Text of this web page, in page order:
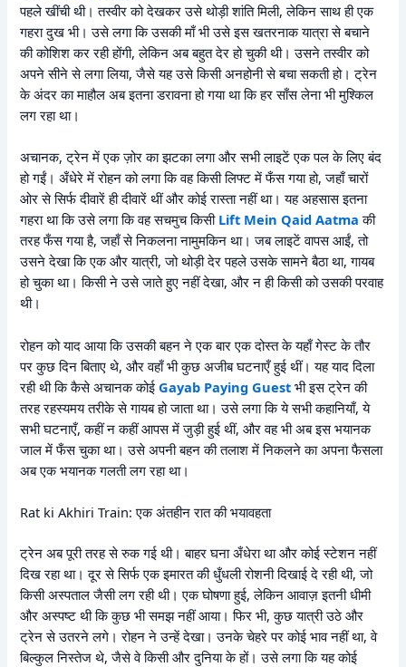
पहले खींची थी। तस्वीर को देखकर उसे थोड़ी शांति मिली, लेकिन साथ ही एक
गहरा दुख भी। उसे लगा कि उसकी माँ भी उसे इस खतरनाक यात्रा से बचाने
की कोशिश कर रही होंगी, लेकिन अब बहुत देर हो चुकी थी। उसने तस्वीर को
अपने सीने से लगा लिया, जैसे यह उसे किसी अनहोनी से बचा सकती हो। ट्रेन
के अंदर का माहौल अब इतना डरावना हो गया था कि हर साँस लेना भी मुश्किल
लग रहा था।
अचानक, ट्रेन में एक ज़ोर का झटका लगा और सभी लाइटें एक पल के लिए बंद
हो गईं। अँधेरे में रोहन को लगा कि वह किसी लिफ्ट में फँस गया हो, जहाँ चारों
ओर से सिर्फ दीवारें ही दीवारें थीं और कोई रास्ता नहीं था। यह अहसास इतना
गहरा था कि उसे लगा कि वह सचमुच किसी Lift Mein Qaid Aatma की
तरह फँस गया है, जहाँ से निकलना नामुमकिन था। जब लाइटें वापस आईं, तो
उसने देखा कि एक और यात्री, जो थोड़ी देर पहले उसके सामने बैठा था, गायब
हो चुका था। किसी ने उसे जाते हुए नहीं देखा, और न ही किसी को उसकी परवाह
थी।
रोहन को याद आया कि उसकी बहन ने एक बार एक दोस्त के यहाँ गेस्ट के तौर
पर कुछ दिन बिताए थे, और वहाँ भी कुछ अजीब घटनाएँ हुई थीं। यह याद दिला
रही थी कि कैसे अचानक कोईGayab Paying Guest भी इस ट्रेन की
तरह रहस्यमय तरीके से गायब हो जाता था। उसे लगा कि ये सभी कहानियाँ, ये
सभी घटनाएँ, कहीं न कहीं आपस में जुड़ी हुई थीं, और वह भी अब इस भयानक
जाल में फँस चुका था। उसे अपनी बहन की तलाश में निकलने का अपना फैसला
अब एक भयानक गलती लग रहा था।
Rat ki Akhiri Train: एक अंतहीन रात की भयावहता
ट्रेन अब पूरी तरह से रुक गई थी। बाहर घना अँधेरा था और कोई स्टेशन नहीं
दिख रहा था। दूर से सिर्फ एक इमारत की धुँधली रोशनी दिखाई दे रही थी, जो
किसी अस्पताल जैसी लग रही थी। एक घोषणा हुई, लेकिन आवाज़ इतनी धीमी
और अस्पष्ट थी कि कुछ भी समझ नहीं आया। फिर भी, कुछ यात्री उठे और
ट्रेन से उतरने लगे। रोहन ने उन्हें देखा। उनके चेहरे पर कोई भाव नहीं था, वे
बिल्कुल निस्तेज थे, जैसे वे किसी और दुनिया के हों। उसे लगा कि यह कोई